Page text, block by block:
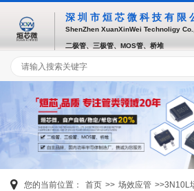
深圳市烜芯微科技有限
ShenZhen XuanXinWei Technoligy
二极管、三极管、MOS管、桥堆
您的当前位置： 首页 >> 场效应管 >>3N10L